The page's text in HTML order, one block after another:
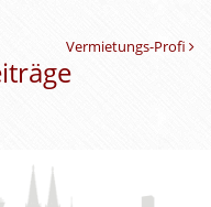
Vermietungs-Profi